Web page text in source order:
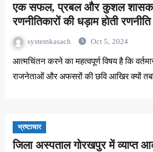
एक सफल, प्रबल और कुशल
रणनीतिकारों की धड़ाम होती
systemkasach Oct 5, 2024
आत्मचिंतन करने का महत्वपूर्ण विषय है कि वर्तमान परिवेश में
राजनेताओं और अफसरों की छवि आखिर क्यों
भ्रष्टाचार
जिला अस्पताल गोरखपुर में व्याप्त